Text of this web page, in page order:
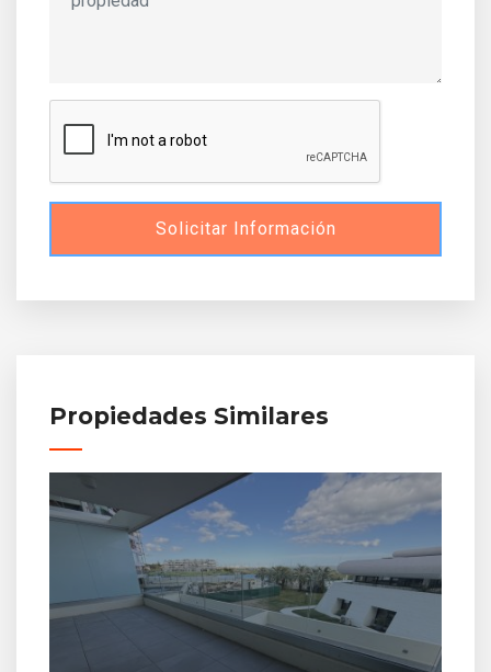
Solicitar Información
Propiedades Similares